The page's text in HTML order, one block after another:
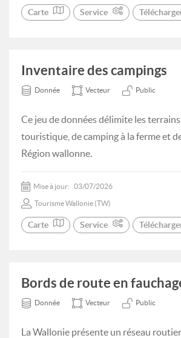
Carte Service
Inventaire des campings
Donnée Vecteur Public
Ce jeu de données délimite les
touristique, de camping à la ferme et
Région wallonne.
Mise à jour: 03/07/2026
Tourisme Wallonie (TW)
Carte Service
Bords de route en
Donnée Vecteur Public
La Wallonie présente un réseau